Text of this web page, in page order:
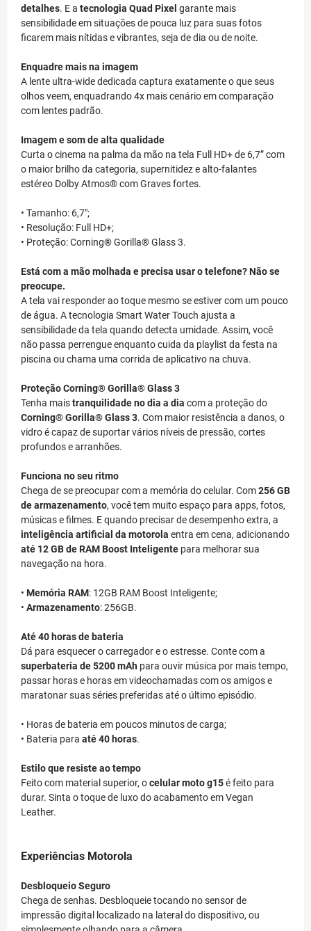
detalhes. E a tecnologia Quad Pixel garante mais
sensibilidade em situações de pouca luz para suas fotos
ficarem mais nítidas e vibrantes, seja de dia ou de noite.
Enquadre mais na imagem
A lente ultra-wide dedicada captura exatamente o que seus
olhos veem, enquadrando 4x mais cenário em comparação
com lentes padrão.
Imagem e som de alta qualidade
Curta o cinema na palma da mão na tela Full HD+ de 6,7” com
o maior brilho da categoria, supernitidez e alto-falantes
estéreo Dolby Atmos® com Graves fortes.
• Tamanho: 6,7";
• Resolução: Full HD+;
• Proteção: Corning® Gorilla® Glass 3.
Está com a mão molhada e precisa usar o telefone? Não se
preocupe.
A tela vai responder ao toque mesmo se estiver com um pouco
de água. A tecnologia Smart Water Touch ajusta a
sensibilidade da tela quando detecta umidade. Assim, você
não passa perrengue enquanto cuida da playlist da festa na
piscina ou chama uma corrida de aplicativo na chuva.
Proteção Corning® Gorilla® Glass 3
Tenha maistranquilidade no dia a dia com a proteção do
Corning® Gorilla® Glass 3. Com maior resistência a danos, o
vidro é capaz de suportar vários níveis de pressão, cortes
profundos e arranhões.
Funciona no seu ritmo
Chega de se preocupar com a memória do celular. Com256 GB
de armazenamento, você tem muito espaço para apps, fotos,
músicas e filmes. E quando precisar de desempenho extra, a
inteligência artificial da motorola entra em cena, adicionando
até 12 GB de RAM Boost Inteligente para melhorar sua
navegação na hora.
• Memória RAM: 12GB RAM Boost Inteligente;
• Armazenamento: 256GB.
Até 40 horas de bateria
Dá para esquecer o carregador e o estresse. Conte com a
superbateria de 5200 mAh para ouvir música por mais tempo,
passar horas e horas em videochamadas com os amigos e
maratonar suas séries preferidas até o último episódio.
• Horas de bateria em poucos minutos de carga;
• Bateria para até 40 horas.
Estilo que resiste ao tempo
Feito com material superior, ocelular moto g15é feito para
durar. Sinta o toque de luxo do acabamento em Vegan
Leather.
Experiências Motorola
Desbloqueio Seguro
Chega de senhas. Desbloqueie tocando no sensor de
impressão digital localizado na lateral do dispositivo, ou